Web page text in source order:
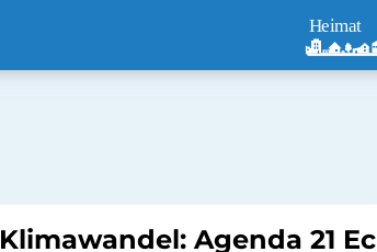
Klimawandel: Agenda 21